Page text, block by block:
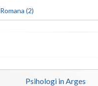
Romana (2)
Psihologi in Arges